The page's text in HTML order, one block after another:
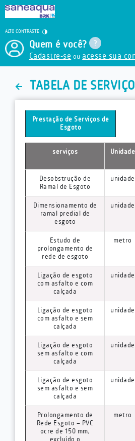
ALTO CONTRASTE
Quem é você?
Cadastre-se ou acesse sua
TABELA DE
Prestação de Serviços de
Esgoto
serviços Unidade
Desobstrução de
Ramal de Esgoto
unidade
Dimensionamento de
ramal predial de
esgoto
unidade
Estudo de
prolongamento de
rede de esgoto
metro
Ligação de esgoto
com asfalto e com
calçada
unidade
Ligação de esgoto
com asfalto e sem
calçada
unidade
Ligação de esgoto
sem asfalto e com
calçada
unidade
Ligação de esgoto
sem asfalto e sem
calçada
unidade
Prolongamento de
Rede Esgoto – PVC
ocre de 150 mm,
excluído o
metro